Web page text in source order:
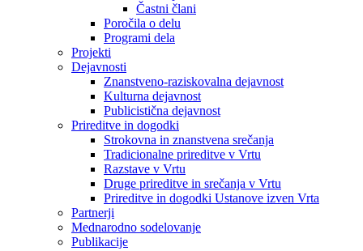
Častni člani
Poročila o delu
Programi dela
Projekti
Dejavnosti
Znanstveno-raziskovalna dejavnost
Kulturna dejavnost
Publicistična dejavnost
Prireditve in dogodki
Strokovna in znanstvena srečanja
Tradicionalne prireditve v Vrtu
Razstave v Vrtu
Druge prireditve in srečanja v Vrtu
Prireditve in dogodki Ustanove izven Vrta
Partnerji
Mednarodno sodelovanje
Publikacije